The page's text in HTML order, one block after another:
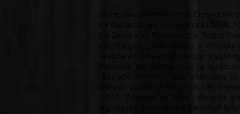
El Festival Internacional
de Bellas Artes y Literatura
La Compañía Nacional de Teatro
escrita por Juan Villoro y
Nacional de Danza bajo la
"Espacio efímero" que entrelaza
mismo, Ópera de Bellas Artes
1771 "Ascanio in Alba", dirigida
Agnieszka Slawinska y Gamaliel